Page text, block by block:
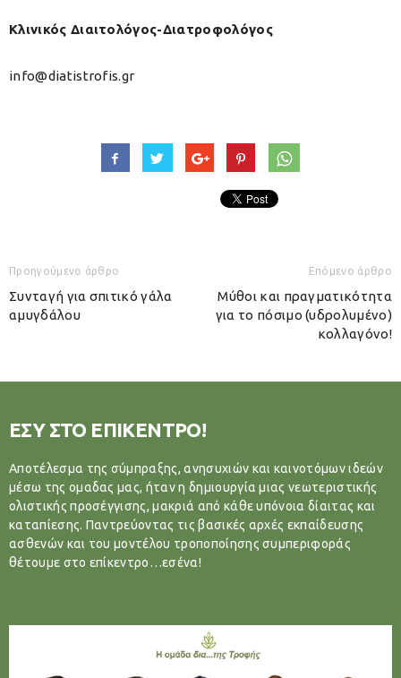
Κλινικός Διαιτολόγος-Διατροφολόγος
info@diatistrofis.gr
Προηγούμενο άρθρο
Συνταγή για σπιτικό γάλα
αμυγδάλου
Επόμενο άρθρο
Μύθοι και πραγματικότητα
για το πόσιμο (υδρολυμένο)
κολλαγόνο!
ΕΣΥ ΣΤΟ ΕΠΙΚΕΝΤΡΟ!
Αποτέλεσμα της σύμπραξης, ανησυχιών και καινοτόμων ιδεών
μέσω της ομαδας μας, ήταν η δημιουργία μιας νεωτεριστικής
ολιστικής προσέγγισης, μακριά από κάθε υπόνοια δίαιτας και
καταπίεσης. Παντρεύοντας τις βασικές αρχές εκπαίδευσης
ασθενών και του μοντέλου τροποποίησης συμπεριφοράς
θέτουμε στο επίκεντρο…εσένα!